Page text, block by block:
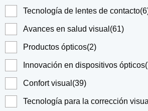
Tecnología de lentes de contacto
Avances en salud visual (61)
Productos ópticos(2)
Innovación en dispositivos ópticos
Confort visual (39)
Tecnología para la corrección visual